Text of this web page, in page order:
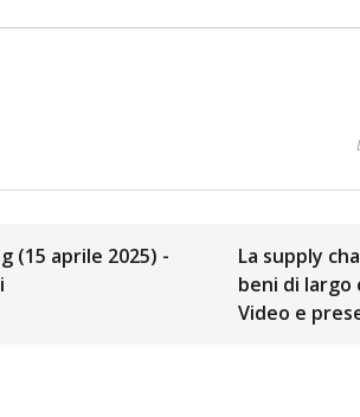
(15 aprile 2025) -
La supply
beni di largo
Video e